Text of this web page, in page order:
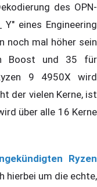
des OPN-
eines Engineering
noch mal höher sein
Boost und 35 für
9 4950X wird
der vielen Kerne, ist
über alle 16 Kerne
Ryzen
hierbei um die echte,